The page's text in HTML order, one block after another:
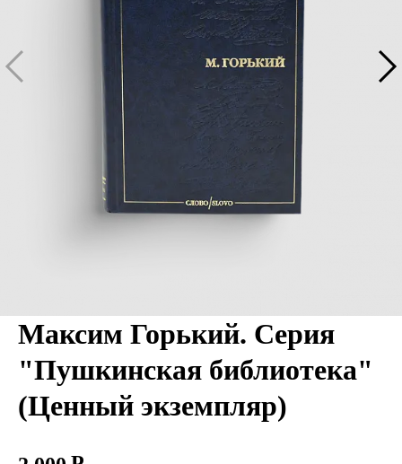
Максим Горький. Серия
"Пушкинская библиотека"
(Ценный экземпляр)